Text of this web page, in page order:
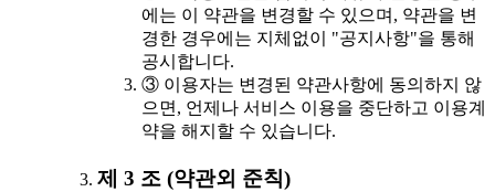
에는 이 약관을 변경할 수 있으며, 약관을 변
경한 경우에는 지체없이 "공지사항"을 통해
공시합니다.
③ 이용자는 변경된 약관사항에 동의하지 않
으면, 언제나 서비스 이용을 중단하고 이용계
약을 해지할 수 있습니다.
제 3 조 (약관외 준칙)